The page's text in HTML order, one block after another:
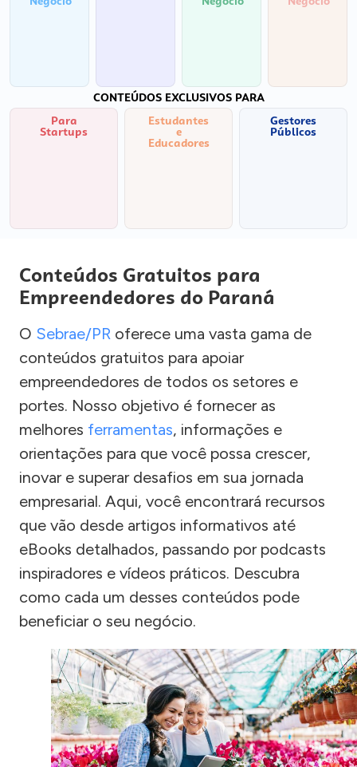
CONTEÚDOS EXCLUSIVOS PARA
Para
Startups
Estudantes
e
Educadores
Gestores
Públicos
Conteúdos Gratuitos para
Empreendedores do Paraná
O Sebrae/PR oferece uma vasta gama de
conteúdos gratuitos para apoiar
empreendedores de todos os setores e
portes. Nosso objetivo é fornecer as
melhores ferramentas, informações e
orientações para que você possa crescer,
inovar e superar desafios em sua jornada
empresarial. Aqui, você encontrará recursos
que vão desde artigos informativos até
eBooks detalhados, passando por podcasts
inspiradores e vídeos práticos. Descubra
como cada um desses conteúdos pode
beneficiar o seu negócio.